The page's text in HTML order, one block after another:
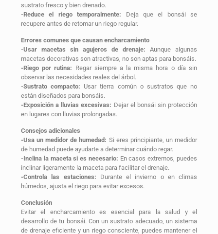
sustrato fresco y bien drenado.
-Reduce el riego temporalmente: Deja que el bonsái se
recupere antes de retomar un riego regular.
Errores comunes que causan encharcamiento
-Usar macetas sin agujeros de drenaje: Aunque algunas
macetas decorativas son atractivas, no son aptas para bonsáis.
-Riego por rutina: Regar siempre a la misma hora o día sin
observar las necesidades reales del árbol.
-Sustrato compacto: Usar tierra común o sustratos que no
están diseñados para bonsáis.
-Exposición a lluvias excesivas: Dejar el bonsái sin protección
en lugares con lluvias prolongadas.
Consejos adicionales
-Usa un medidor de humedad: Si eres principiante, un medidor
de humedad puede ayudarte a determinar cuándo regar.
-Inclina la maceta si es necesario: En casos extremos, puedes
inclinar ligeramente la maceta para facilitar el drenaje.
-Controla las estaciones: Durante el invierno o en climas
húmedos, ajusta el riego para evitar excesos.
Conclusión
Evitar el encharcamiento es esencial para la salud y el
desarrollo de tu bonsái. Con un sustrato adecuado, un sistema
de drenaje eficiente y un riego consciente, puedes mantener el